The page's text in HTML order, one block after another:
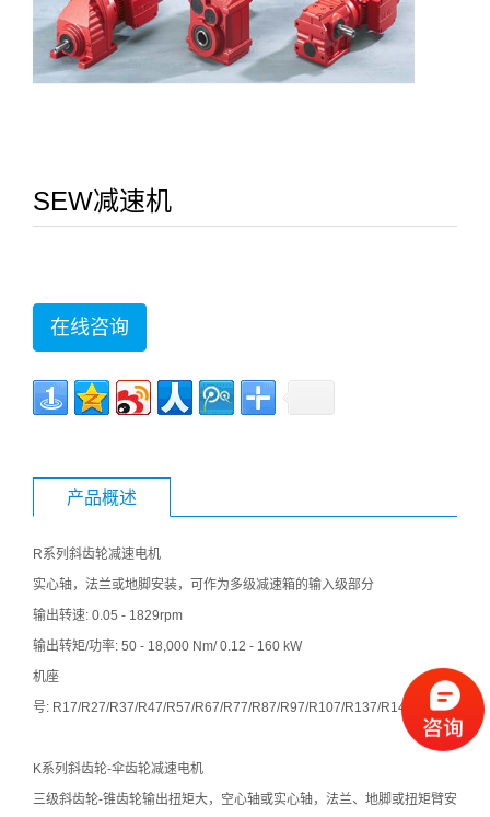
SEW减速机
在线咨询
产品概述
R系列斜齿轮减速电机
实心轴，法兰或地脚安装，可作为多级减速箱的输入级部分
输出转速: 0.05 - 1829rpm
输出转矩/功率: 50 - 18,000 Nm/ 0.12 - 160 kW
机座
号: R17/R27/R37/R47/R57/R67/R77/R87/R97/R107/R137/R147/R16
K系列斜齿轮-伞齿轮减速电机
三级斜齿轮-锥齿轮输出扭矩大，空心轴或实心轴，法兰、地脚或扭矩臂安